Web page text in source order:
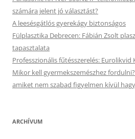
számára jelent jó választást?
A leesésgátlós gyerekágy biztonságos
Fülplasztika Debrecen: Fábián Zsolt
tapasztalata
Professzionális fűtésszerelés: Eurolikvid
Mikor kell gyermekszemészhez
amiket nem szabad figyelmen kívül
ARCHÍVUM